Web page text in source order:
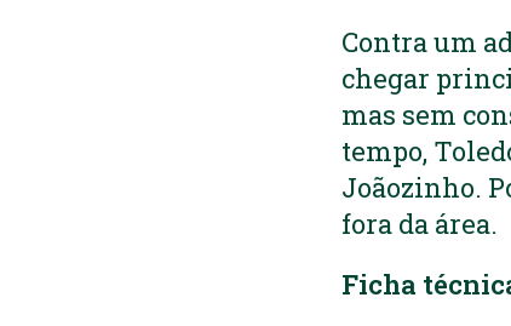
Contra um
chegar
mas sem
tempo,
Joãozinho.
fora da área.
Ficha